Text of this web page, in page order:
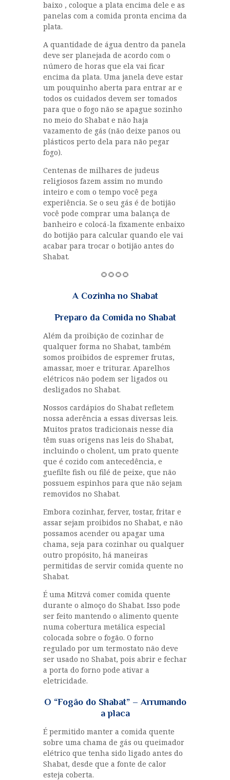
baixo , coloque a plata encima dele e as
panelas com a comida pronta encima da
plata.
A quantidade de água dentro da panela
deve ser planejada de acordo com o
número de horas que ela vai ficar
encima da plata. Uma janela deve estar
um pouquinho aberta para entrar ar e
todos os cuidados devem ser tomados
para que o fogo não se apague sozinho
no meio do Shabat e não haja
vazamento de gás (não deixe panos ou
plásticos perto dela para não pegar
fogo).
Centenas de milhares de judeus
religiosos fazem assim no mundo
inteiro e com o tempo você pega
experiência. Se o seu gás é de botijão
você pode comprar uma balança de
banheiro e colocá-la fixamente enbaixo
do botijão para calcular quando ele vai
acabar para trocar o botijão antes do
Shabat.
🌻🌻🌻🌻
A Cozinha no Shabat
Preparo da Comida no Shabat
Além da proibição de cozinhar de
qualquer forma no Shabat, também
somos proibidos de espremer frutas,
amassar, moer e triturar. Aparelhos
elétricos não podem ser ligados ou
desligados no Shabat.
Nossos cardápios do Shabat refletem
nossa aderência a essas diversas leis.
Muitos pratos tradicionais nesse dia
têm suas origens nas leis do Shabat,
incluindo o cholent, um prato quente
que é cozido com antecedência, e
guefilte fish ou filé de peixe, que não
possuem espinhos para que não sejam
removidos no Shabat.
Embora cozinhar, ferver, tostar, fritar e
assar sejam proibidos no Shabat, e não
possamos acender ou apagar uma
chama, seja para cozinhar ou qualquer
outro propósito, há maneiras
permitidas de servir comida quente no
Shabat.
É uma Mitzvá comer comida quente
durante o almoço do Shabat. Isso pode
ser feito mantendo o alimento quente
numa cobertura metálica especial
colocada sobre o fogão. O forno
regulado por um termostato não deve
ser usado no Shabat, pois abrir e fechar
a porta do forno pode ativar a
eletricidade.
O “Fogão do Shabat” – Arrumando
a placa
É permitido manter a comida quente
sobre uma chama de gás ou queimador
elétrico que tenha sido ligado antes do
Shabat, desde que a fonte de calor
esteja coberta.